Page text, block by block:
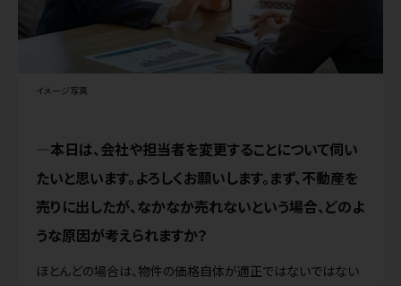
イメージ写真
本日は、会社や担当者を変更することについて伺い
たいと思います。よろしくお願いします。まず、不動産を
売りに出したが、なかなか売れないという場合、どのよ
うな原因が考えられますか？
ほとんどの場合は、物件の価格自体が適正ではないではない